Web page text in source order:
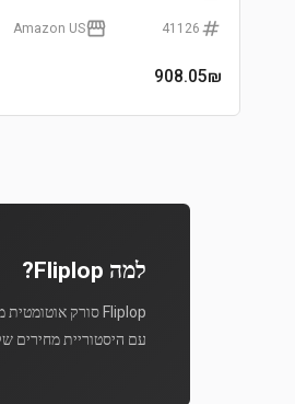
41126
Amazon US
908.05₪
למה Fliplop?
Fliplop סורק אוטומטית מחירים מ-25+ חנויות לגו ישראליות מספר פעמים ביום.
עם היסטוריית מחירים